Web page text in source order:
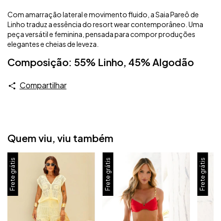
Com amarração lateral e movimento fluido, a Saia Pareô de
Linho traduz a essência do resort wear contemporâneo. Uma
peça versátil e feminina, pensada para compor produções
elegantes e cheias de leveza.
Composição: 55% Linho, 45% Algodão
Compartilhar
Quem viu, viu também
Frete grátis Frete grátis Frete grátis